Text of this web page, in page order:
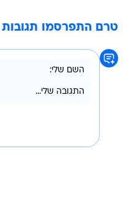
טרם התפרסמו תגובות